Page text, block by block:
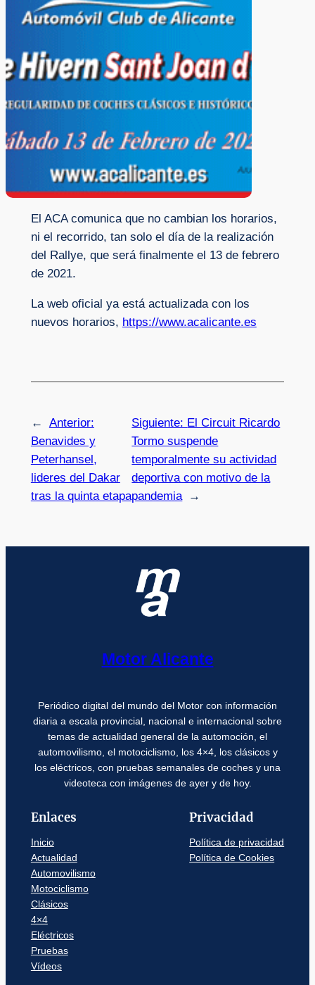
El ACA comunica que no cambian los horarios,
ni el recorrido, tan solo el día de la realización
del Rallye, que será finalmente el 13 de febrero
de 2021.
La web oficial ya está actualizada con los
nuevos horarios, https://www.acalicante.es
←
Anterior:
Benavides y
Peterhansel,
lideres del Dakar
tras la quinta etapa
Siguiente: El Circuit Ricardo
Tormo suspende
temporalmente su actividad
deportiva con motivo de la
pandemia
→
Motor Alicante
Periódico digital del mundo del Motor con información
diaria a escala provincial, nacional e internacional sobre
temas de actualidad general de la automoción, el
automovilismo, el motociclismo, los 4×4, los clásicos y
los eléctricos, con pruebas semanales de coches y una
videoteca con imágenes de ayer y de hoy.
Enlaces
Inicio
Actualidad
Automovilismo
Motociclismo
Clásicos
4×4
Eléctricos
Pruebas
Vídeos
Privacidad
Política de privacidad
Política de Cookies